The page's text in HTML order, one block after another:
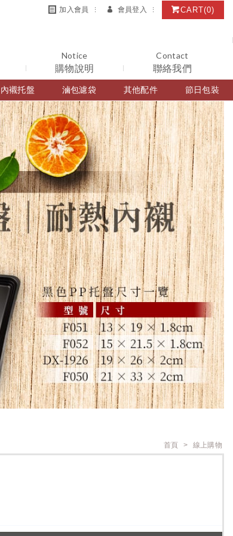
加入會員 會員登入 CART(0)
內襯托盤 滷包濾袋 其他配件 節日包裝
Notice
購物說明
Contact
聯絡我們
首頁 線上購物